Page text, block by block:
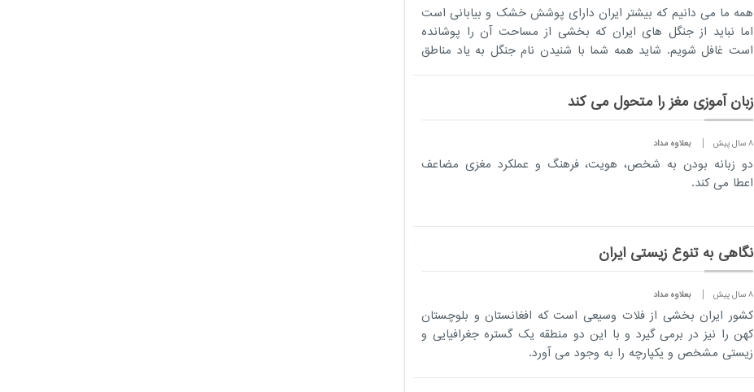
همه ما می دانیم که بیشتر ایران دارای پوشش خشک و بیابانی است
اما نباید از جنگل های ایران که بخشی از مساحت آن را پوشانده
است غافل شویم. شاید همه شما با شنیدن نام جنگل به یاد مناطق
زبان آموزی مغز را متحول می کند
8 سال پیش بعلاوه مداد
دو زبانه بودن به شخص، هویت، فرهنگ و عملکرد مغزی مضاعف
اعطا می کند.
نگاهی به تنوع زیستی ایران
8 سال پیش بعلاوه مداد
کشور ایران بخشی از فلات وسیعی است که افغانستان و بلوچستان
کهن را نیز در برمی گیرد و با این دو منطقه یک گستره جغرافیایی و
زیستی مشخص و یکپارچه را به وجود می آورد.